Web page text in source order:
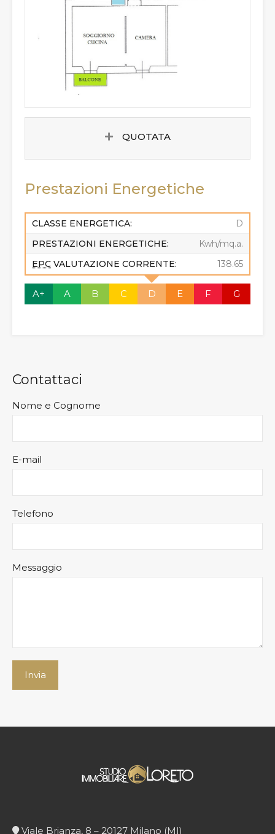
QUOTATA
Prestazioni Energetiche
CLASSE ENERGETICA:
D
PRESTAZIONI ENERGETICHE:
Kwh/mq.a.
EPC VALUTAZIONE CORRENTE: 138.65
A+ A B C D E F G
Contattaci
Nome e Cognome
E-mail
Telefono
Messaggio
Viale Brianza, 8 – 20127 Milano (MI)